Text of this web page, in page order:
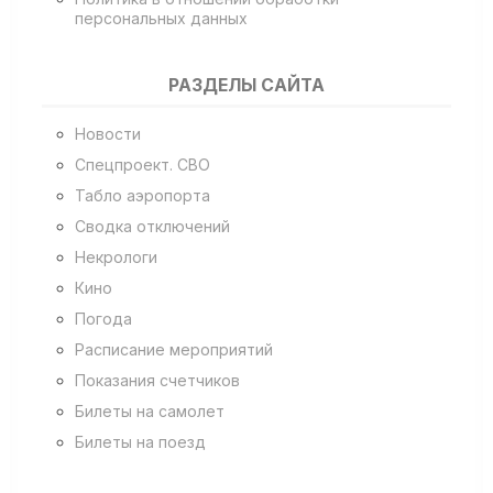
персональных данных
РАЗДЕЛЫ САЙТА
Новости
Спецпроект. СВО
Табло аэропорта
Сводка отключений
Некрологи
Кино
Погода
Расписание мероприятий
Показания счетчиков
Билеты на самолет
Билеты на поезд